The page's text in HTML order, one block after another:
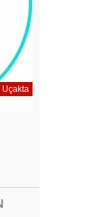
Uçakta